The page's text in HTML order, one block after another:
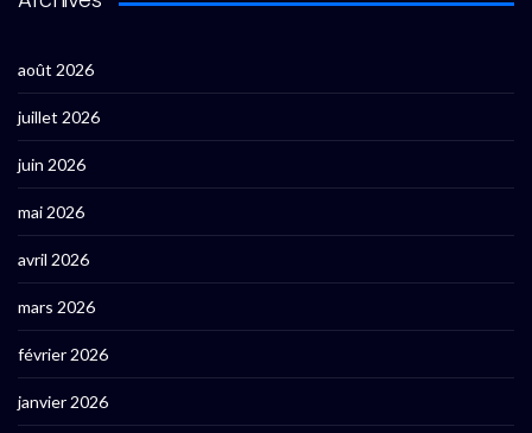
août 2026
juillet 2026
juin 2026
mai 2026
avril 2026
mars 2026
février 2026
janvier 2026